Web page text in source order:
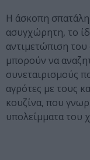
Η άσκοπη
ασυγχώρητη, το
αντιμετώπιση
μπορούν να
συνεταιρισμούς
αγρότες με τους
κουζίνα, που
υπολείμματα του